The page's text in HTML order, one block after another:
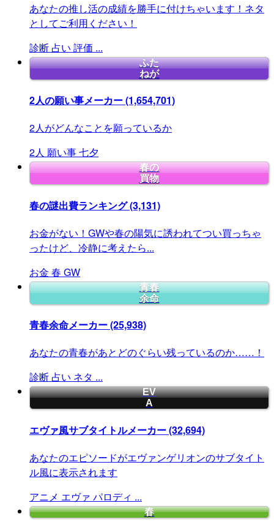
あなたの推し活の成績を勝手に付けちゃいます！ネタ
としてご利用ください！
診断 占い 評価 ...
ふた
ねが
2人の願い事メーカー(1,654,701)
2人がどんなことを願っているか
2人 願い事七夕
春の
買物
春の謎出費ランキング(3,131)
お金がない！GWや春の陽気に誘われてつい買っちゃ
ったけど、冷静に考えたら...
お金 春 GW
青春
余命
青春余命メーカー(25,938)
あなたの青春があとどのぐらい残っているのか……！
診断 占い ネタ ...
EV
A
エヴァ風サブタイトルメーカー(32,694)
あなたのエピソードがエヴァンゲリオンのサブタイト
ル風に表示されます
アニメ エヴァ パロディ ...
春